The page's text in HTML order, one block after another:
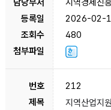
2026-02-
480
212
지역산업지